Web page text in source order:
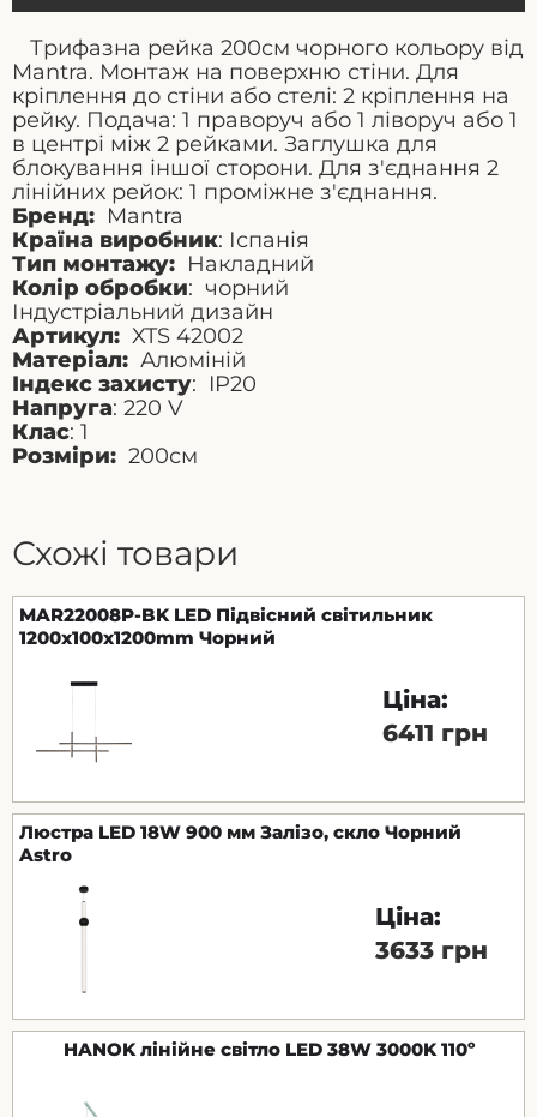
Трифазна рейка 200см чорного кольору від
Mantra. Монтаж на поверхню стіни. Для
кріплення до стіни або стелі: 2 кріплення на
рейку. Подача: 1 праворуч або 1 ліворуч або 1
в центрі між 2 рейками. Заглушка для
блокування іншої сторони. Для з'єднання 2
лінійних рейок: 1 проміжне з'єднання.
Бренд: Mantra
Країна виробник: Іспанія
Тип монтажу: Накладний
Колір обробки: чорний
Індустріальний дизайн
Артикул: XTS 42002
Матеріал: Алюміній
Індекс захисту: IP20
Напруга: 220 V
Клас: 1
Розміри: 200см
Схожі товари
MAR22008P-BK LED Підвісний світильник
1200x100x1200mm Чорний
Ціна:
6411 грн
Люстра LED 18W 900 мм Залізо, скло Чорний
Astro
Ціна:
3633 грн
HANOK лінійне світло LED 38W 3000K 110º